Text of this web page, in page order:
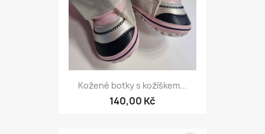
Kožené botky s kožíškem...
140,00 Kč